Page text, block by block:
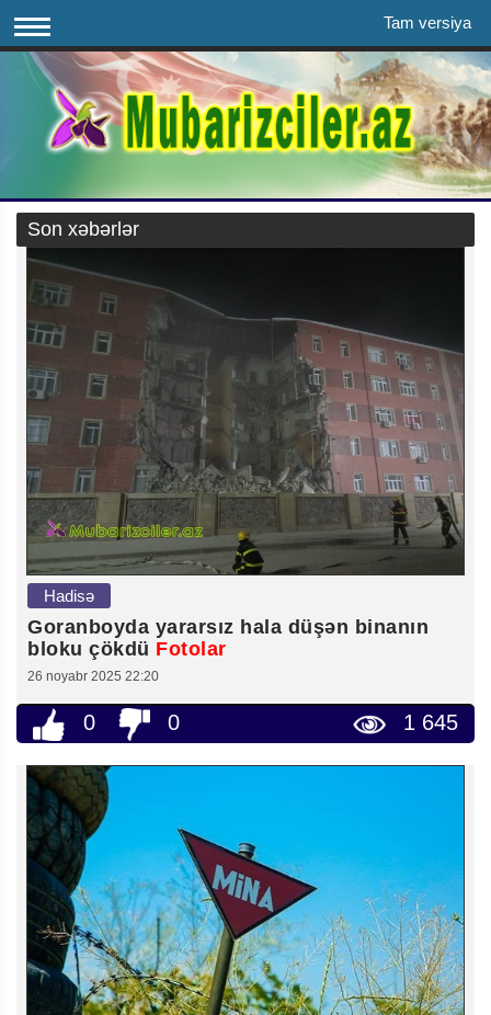
Tam versiya
Son xəbərlər
Hadisə
Goranboyda yararsız hala düşən binanın
bloku çökdü Fotolar
26 noyabr 2025 22:20
0 0 1 645